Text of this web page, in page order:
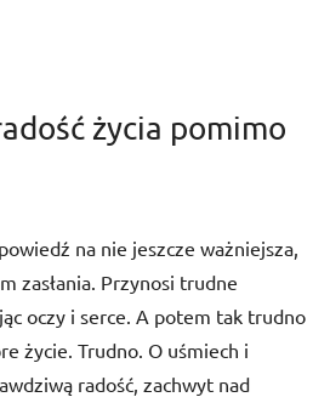
życia pomimo
na nie jeszcze ważniejsza,
zasłania. Przynosi trudne
oczy i serce. A potem tak trudno
życie. Trudno. O uśmiech i
radość, zachwyt nad